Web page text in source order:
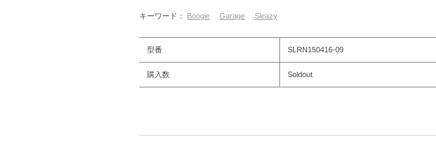
キーワード： Boogie Garage Sleazy
型番 SLRN150416-09
購入数 Soldout